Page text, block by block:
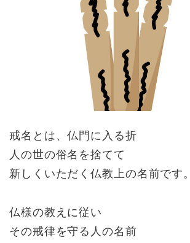
戒名とは、仏門に入る折
人の世の俗名を捨てて
新しくいただく仏教上の名前です。
仏様の教えに従い
その戒律を守る人の名前